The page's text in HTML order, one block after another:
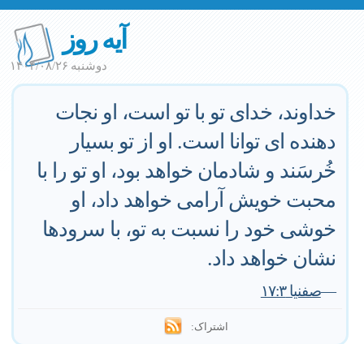
آیه روز
دوشنبه ۱۴۰۴/۰۸/۲۶
خداوند، خدای تو با تو است، او نجات
دهنده ای توانا است. او از تو بسیار
خُرسَند و شادمان خواهد بود، او تو را با
محبت خویش آرامی خواهد داد، او
خوشی خود را نسبت به تو، با سرودها
نشان خواهد داد.
—صفنیا ۱۷:۳
اشتراک: